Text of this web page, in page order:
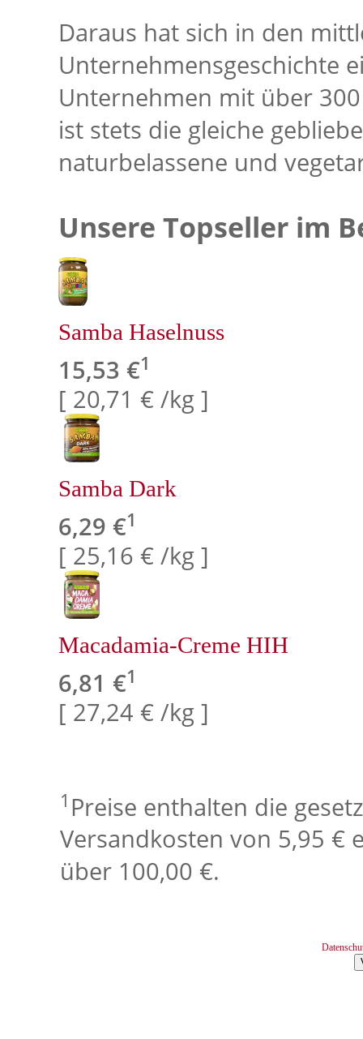
Daraus hat sich in den
Unternehmensgeschichte
Unternehmen mit über
ist stets die gleiche
naturbelassene und
Unsere Topseller im
Samba Haselnuss
15,53 €1
[ 20,71 € /kg ]
Samba Dark
6,29 €1
[ 25,16 € /kg ]
Macadamia-Creme HIH
6,81 €1
[ 27,24 € /kg ]
1 Preise enthalten die
Versandkosten von 5,95 €
über 100,00 €.